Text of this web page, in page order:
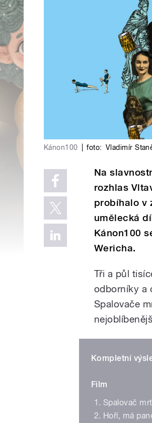
Kánon100 foto: Vladimír
Na
rozhlas
probíhalo v
umělecká
Kánon100
Wericha.
Tři a půl
odborníky a
Spalovače
Kompletní
Film
Spalovač
Hoří, má